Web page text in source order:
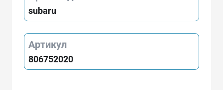
subaru
Артикул
806752020